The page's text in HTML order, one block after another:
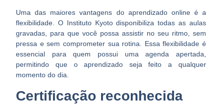
Uma das maiores vantagens do aprendizado online é a
flexibilidade. O Instituto Kyoto disponibiliza todas as aulas
gravadas, para que você possa assistir no seu ritmo, sem
pressa e sem comprometer sua rotina. Essa flexibilidade é
essencial para quem possui uma agenda apertada,
permitindo que o aprendizado seja feito a qualquer
momento do dia.
Certificação reconhecida